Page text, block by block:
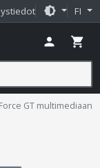
brightness_medium FI
person shopping_cart
GT multimediaan